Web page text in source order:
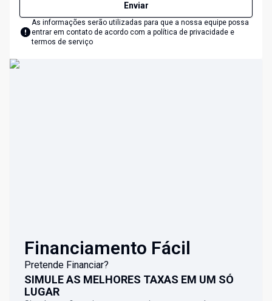
Enviar
As informações serão utilizadas para que a nossa equipe possa
entrar em contato de acordo com a política de privacidade e
termos de serviço
Financiamento Fácil
Pretende Financiar?
SIMULE AS MELHORES TAXAS EM UM SÓ
LUGAR